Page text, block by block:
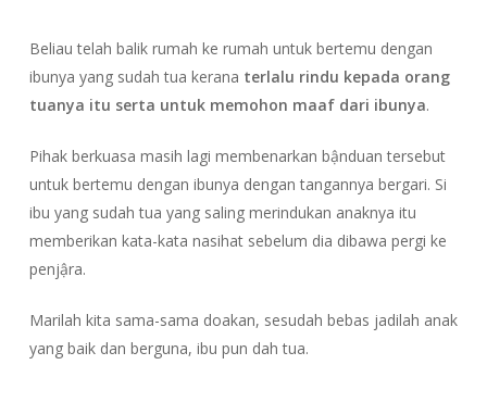
Beliau telah balik rumah ke rumah untuk bertemu dengan
ibunya yang sudah tua kerana terlalu rindu kepada orang
tuanya itu serta untuk memohon maaf dari ibunya.
Pihak berkuasa masih lagi membenarkan bậnduan tersebut
untuk bertemu dengan ibunya dengan tangannya bergari. Si
ibu yang sudah tua yang saling merindukan anaknya itu
memberikan kata-kata nasihat sebelum dia dibawa pergi ke
penjậra.
Marilah kita sama-sama doakan, sesudah bebas jadilah anak
yang baik dan berguna, ibu pun dah tua.